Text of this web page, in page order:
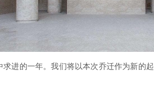
求进的一年。我们将以本次乔迁作为新的